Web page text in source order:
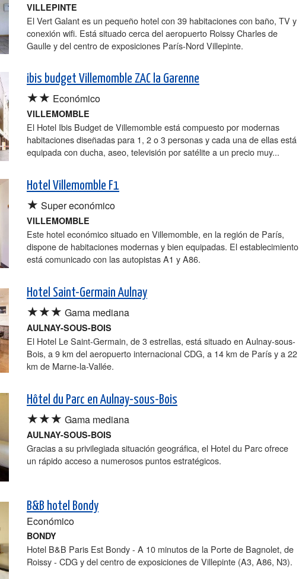
VILLEPINTE
El Vert Galant es un pequeño hotel con 39 habitaciones con baño, TV y
conexión wifi. Está situado cerca del aeropuerto Roissy Charles de
Gaulle y del centro de exposiciones París-Nord Villepinte.
ibis budget Villemomble ZAC la Garenne
★★ Económico
VILLEMOMBLE
El Hotel Ibis Budget de Villemomble está compuesto por modernas
habitaciones diseñadas para 1, 2 o 3 personas y cada una de ellas está
equipada con ducha, aseo, televisión por satélite a un precio muy...
Hotel Villemomble F1
★ Super económico
VILLEMOMBLE
Este hotel económico situado en Villemomble, en la región de París,
dispone de habitaciones modernas y bien equipadas. El establecimiento
está comunicado con las autopistas A1 y A86.
Hotel Saint-Germain Aulnay
★★★ Gama mediana
AULNAY-SOUS-BOIS
El Hotel Le Saint-Germain, de 3 estrellas, está situado en Aulnay-sous-
Bois, a 9 km del aeropuerto internacional CDG, a 14 km de París y a 22
km de Marne-la-Vallée.
Hôtel du Parc en Aulnay-sous-Bois
★★★ Gama mediana
AULNAY-SOUS-BOIS
Gracias a su privilegiada situación geográfica, el Hotel du Parc ofrece
un rápido acceso a numerosos puntos estratégicos.
B&B hotel Bondy
Económico
BONDY
Hotel B&B Paris Est Bondy - A 10 minutos de la Porte de Bagnolet, de
Roissy - CDG y del centro de exposiciones de Villepinte (A3, A86, N3).